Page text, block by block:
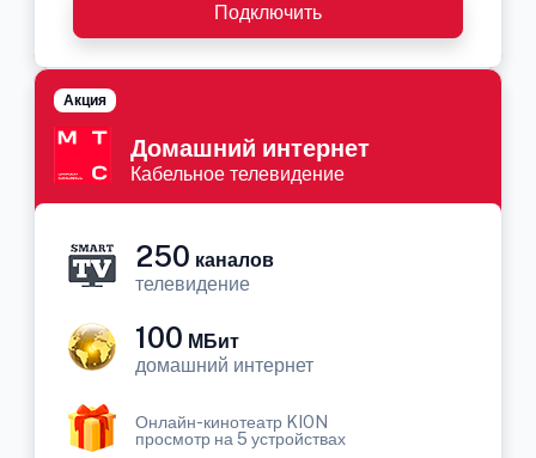
Подключить
Домашний интернет
Кабельное телевидение
Акция
250 каналов
телевидение
100 МБит
домашний интернет
Онлайн-кинотеатр KION
просмотр на 5 устройствах